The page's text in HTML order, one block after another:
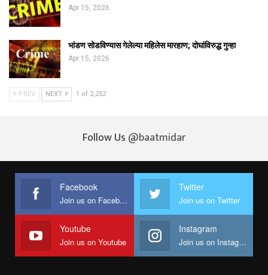
Apr 15, 2026
भांडण सोडविण्यास गेलेल्या महिलेस मारहाण; दोघांविरुद्ध गुन्हा
Apr 15, 2026
PREV NEXT 1 of 2,252
Follow Us @baatmidar
Facebook
Join us on Facebook
Twitter
Join us on Twitter
Youtube
Join us on Youtube
Instagram
Join us on Instagram